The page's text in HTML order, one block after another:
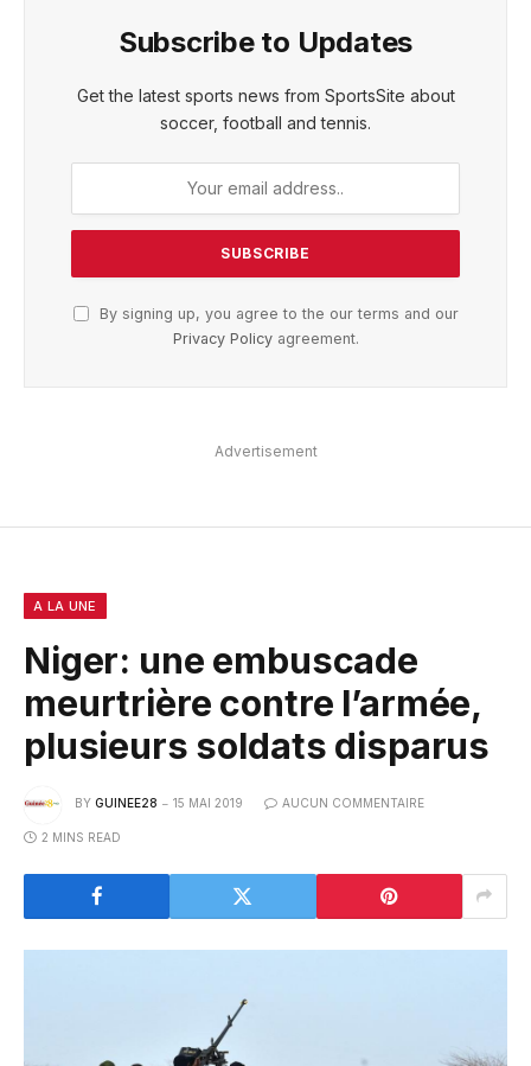
Subscribe to Updates
Get the latest sports news from SportsSite about
soccer, football and tennis.
By signing up, you agree to the our terms and our
Privacy Policyagreement.
Advertisement
A LA UNE
Niger: une embuscade
meurtrière contre l’armée,
plusieurs soldats disparus
BY GUINEE28 15 MAI 2019 AUCUN COMMENTAIRE
2 MINS READ